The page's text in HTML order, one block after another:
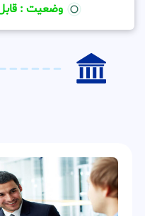
وضعیت : قابل